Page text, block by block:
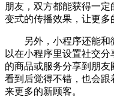
朋友，双方都能获得一
变式的传播效果，让更多
另外，小程序还能
以在小程序里设置社交
的商品或服务分享到朋
看到后觉得不错，也会
来更多的新顾客。